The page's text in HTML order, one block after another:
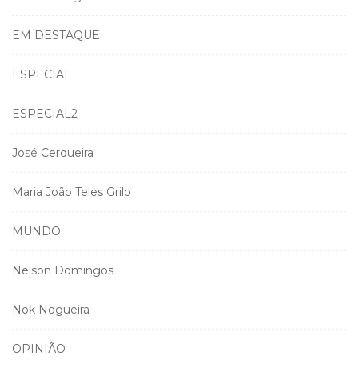
EM DESTAQUE
ESPECIAL
ESPECIAL2
José Cerqueira
Maria João Teles Grilo
MUNDO
Nelson Domingos
Nok Nogueira
OPINIÃO